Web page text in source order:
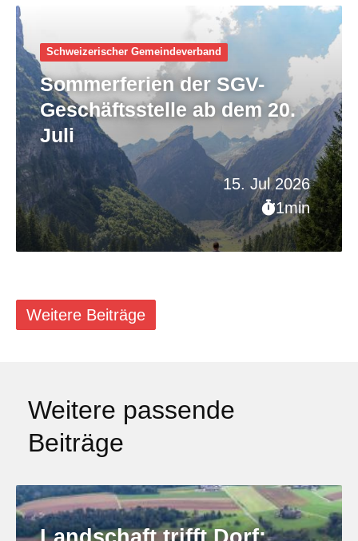
15. Jul 2026
1min
Schweizerischer Gemeinde­verband
Sommerferien der SGV-
Geschäftsstelle ab dem 20.
Juli
Weitere Beiträge
Weitere passende
Beiträge